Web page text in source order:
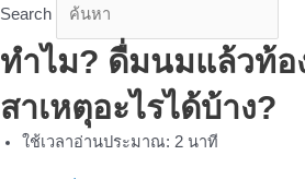
Search
ทำไม? ดื่มนมแล้วท้อ
สาเหตุอะไรได้บ้าง?
ใช้เวลาอ่านประมาณ: 2 นาที